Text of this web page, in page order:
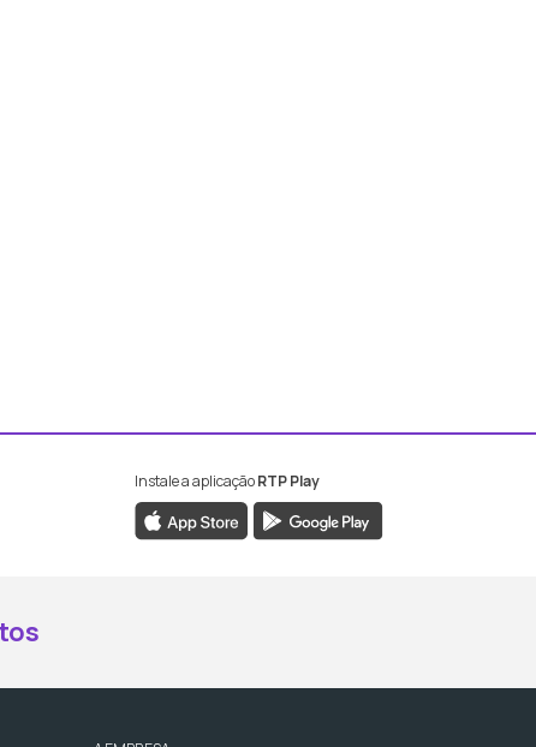
da RTP Antena 2
da RTP Antena 2
YouTube da RTP Antena 2
ao X da RTP Antena 2
Instale a aplicaçãoRTP Play